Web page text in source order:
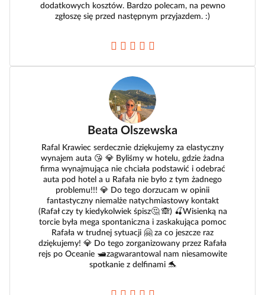
dodatkowych kosztów. Bardzo polecam, na pewno
zgłoszę się przed następnym przyjazdem. :)
Beata Olszewska
Rafal Krawiec serdecznie dziękujemy za elastyczny
wynajem auta 😘 💎 Byliśmy w hotelu, gdzie żadna
firma wynajmująca nie chciała podstawić i odebrać
auta pod hotel a u Rafała nie było z tym żadnego
problemu!!! 💎 Do tego dorzucam w opinii
fantastyczny niemalże natychmiastowy kontakt
(Rafał czy ty kiedykolwiek śpisz🤔 🙈) 🍒Wisienką na
torcie była mega spontaniczna i zaskakująca pomoc
Rafała w trudnej sytuacji 🤗 za co jeszcze raz
dziękujemy! 💎 Do tego zorganizowany przez Rafała
rejs po Oceanie 🛥zagwarantowal nam niesamowite
spotkanie z delfinami 🐬